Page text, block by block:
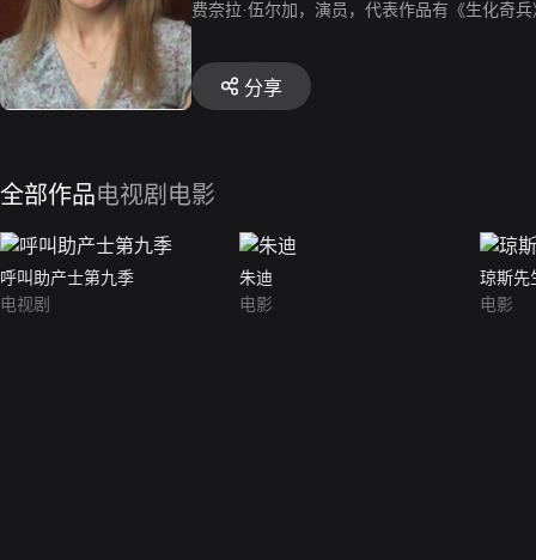
费奈拉·伍尔加，演员，代表作品有《生化奇
分享
全部作品电视剧 电影
呼叫助产士第九季
电视剧
朱迪
电影
琼斯先
电影